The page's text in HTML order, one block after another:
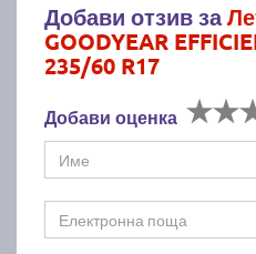
Добави отзив за
GOODYEAR
235/60 R17
Добави оценка